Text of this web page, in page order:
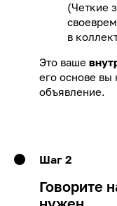
(Четкие
в
Это ваше
его основе вы
объявление.
Шаг 2
Говорите